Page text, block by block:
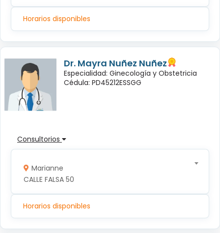
Horarios disponibles
Dr. Mayra Nuñez Nuñez
Especialidad: Ginecología y Obstetricia
Cédula: PD45212ESSGG
Consultorios
Marianne
CALLE FALSA 50
Horarios disponibles